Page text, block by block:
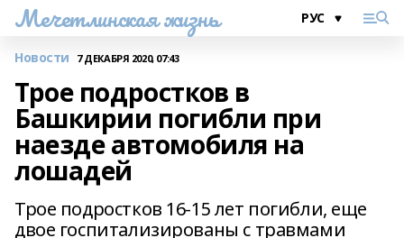
Мечетлинская жизнь
Новости 7 ДЕКАБРЯ 2020, 07:43
Трое подростков в
Башкирии погибли при
наезде автомобиля на
лошадей
Трое подростков 16-15 лет погибли, еще
двое госпитализированы с травмами